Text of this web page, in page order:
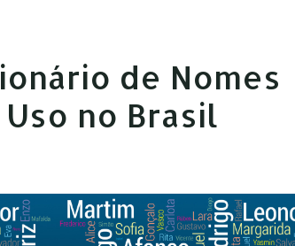
de Nomes
Uso no Brasil